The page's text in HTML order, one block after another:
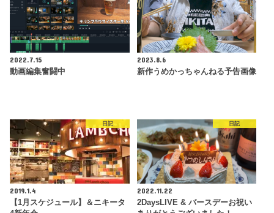
2022.7.15
動画編集奮闘中
2023.8.6
新作うめかっちゃんねる予告画像
日記
2019.1.4
【1月スケジュール】＆ニキータ
日記
2022.11.22
2DaysLIVE & バースデーお祝い